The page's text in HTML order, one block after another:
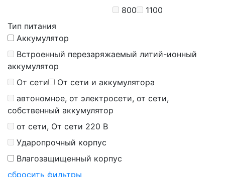
800
1100
Тип питания
Аккумулятор
Встроенный перезаряжаемый литий-ионный
аккумулятор
От сети
От сети и аккумулятора
автономное, от электросети, от сети,
собственный аккумулятор
от сети, От сети 220 В
Ударопрочный корпус
Влагозащищенный корпус
сбросить фильтры